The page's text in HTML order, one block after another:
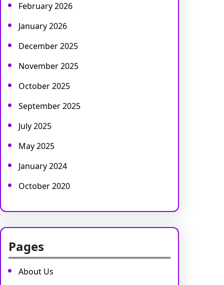
February 2026
January 2026
December 2025
November 2025
October 2025
September 2025
July 2025
May 2025
January 2024
October 2020
Pages
About Us